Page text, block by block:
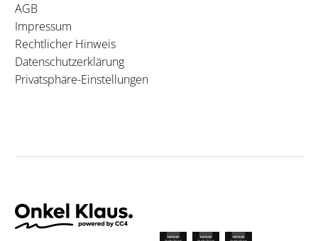
AGB
Impressum
Rechtlicher Hinweis
Datenschutzerklärung
Privatsphäre-Einstellungen